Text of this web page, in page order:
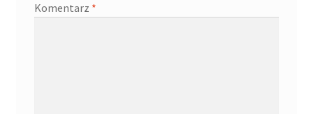
Komentarz *